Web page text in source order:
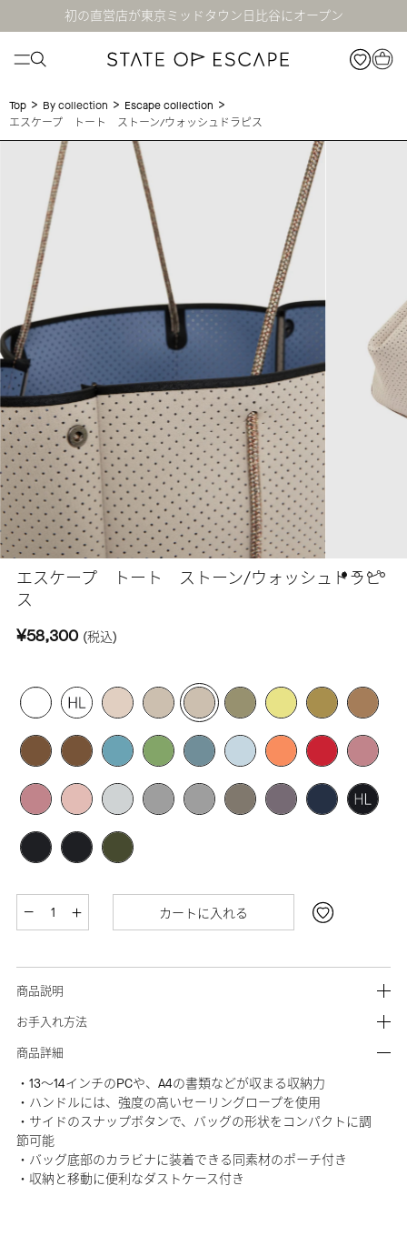
初の直営店が東京ミッドタウン日比谷にオープン
Top > By collection > Escape collection >
エスケープ トート ストーン/ウォッシュドラピス
エスケープ トート ストーン/ウォッシュドラピ
ス
¥58,300 (税込)
カートに入れる
商品説明
お手入れ方法
商品詳細
・13～14インチのPCや、A4の書類などが収まる収納力
・ハンドルには、強度の高いセーリングロープを使用
・サイドのスナップボタンで、バッグの形状をコンパクトに調
節可能
・バッグ底部のカラビナに装着できる同素材のポーチ付き
・収納と移動に便利なダストケース付き